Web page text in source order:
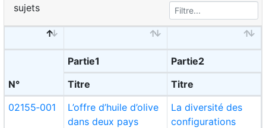
sujets
N°
Partie1
Partie2
Titre
Titre
02155‑001
L’offre d’huile d’olive
dans deux pays
La diversité des
configurations